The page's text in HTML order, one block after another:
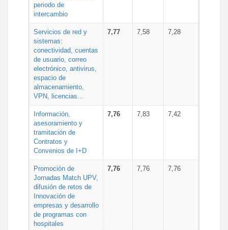
periodo de
intercambio
Servicios de red y
sistemas:
conectividad, cuentas
de usuario, correo
electrónico, antivirus,
espacio de
almacenamiento,
VPN, licencias...
7,77 7,58 7,28
Información,
asesoramiento y
tramitación de
Contratos y
Convenios de I+D
7,76 7,83 7,42
Promoción de
Jornadas Match UPV,
difusión de retos de
Innovación de
empresas y desarrollo
de programas con
hospitales
7,76 7,76 7,76